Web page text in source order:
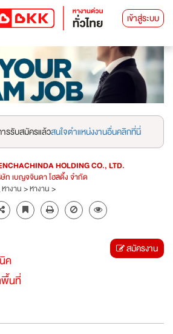
เข้าสู่ระบบ
รรับสมัครแล้วสนใจตำแหน่งงานอื่นคลิกที่นี่
HOLDING CO., LTD.
ท เบญจจินดา โฮลดิ้ง จำกัด
หางาน>หางาน>
ค
พื้นที่
สมัครงาน